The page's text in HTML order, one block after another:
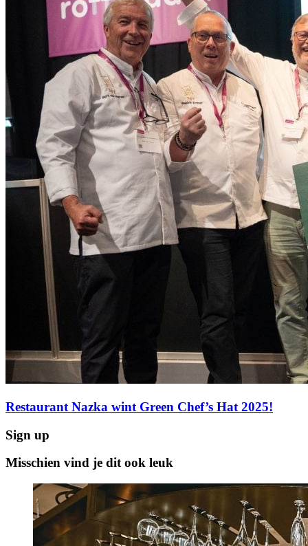
Restaurant Nazka wint Green Chef’s Hat 2025!
Sign up
Misschien vind je dit ook leuk